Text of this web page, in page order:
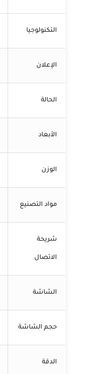
التكنولوجيا
الإعلان
الحالة
الأبعاد
الوزن
مواد التصنيع
شريحة
الاتصال
الشاشة
حجم الشاشة
الدقة